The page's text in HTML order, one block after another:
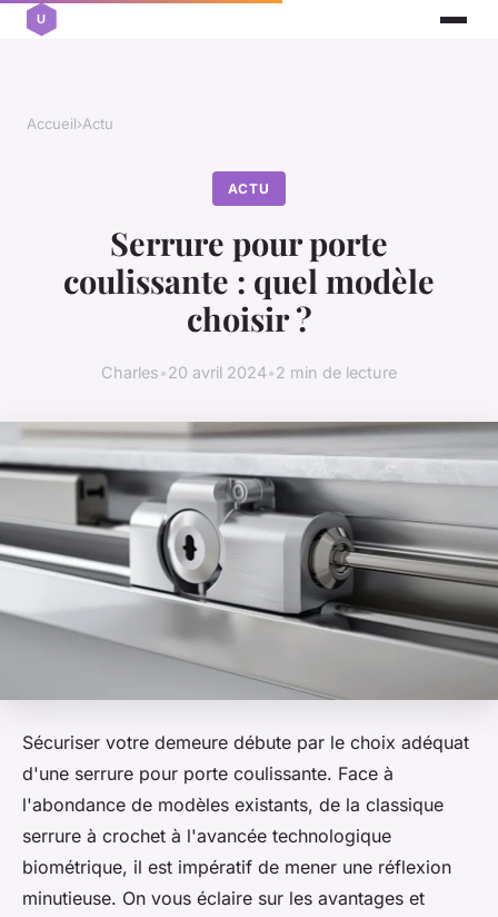
Accueil›Actu
ACTU
Serrure pour porte
coulissante : quel modèle
choisir ?
Charles•20 avril 2024•2 min de lecture
Sécuriser votre demeure débute par le choix adéquat
d'une serrure pour porte coulissante. Face à
l'abondance de modèles existants, de la classique
serrure à crochet à l'avancée technologique
biométrique, il est impératif de mener une réflexion
minutieuse. On vous éclaire sur les avantages et